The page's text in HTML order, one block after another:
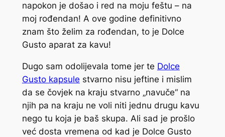
napokon je došao i red na moju feštu – na
moj rođendan! A ove godine definitivno
znam što želim za rođendan, to je Dolce
Gusto aparat za kavu!
Dugo sam odolijevala tome jer te Dolce
Gusto kapsule stvarno nisu jeftine i mislim
da se čovjek na kraju stvarno „navuče“ na
njih pa na kraju ne voli niti jednu drugu kavu
nego tu koja je baš skupa. Ali sad je prošlo
već dosta vremena od kad je Dolce Gusto